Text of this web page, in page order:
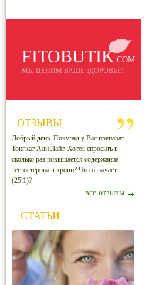
FITOBUTIK.COM
МЫ ЦЕНИМ ВАШЕ ЗДОРОВЬЕ!
ОТЗЫВЫ
Добрый день. Покупал у Вас препарат
Тонгкат Али Лайт. Хотел спросить в
сколько раз повышается содержание
тестостерона в крови? Что означает
(25:1)?
все отзывы
СТАТЬИ